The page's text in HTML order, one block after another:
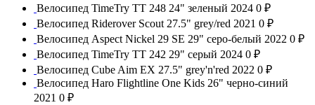
Велосипед TimeTry TT 248 24" зеленый 2024 0 ₽
Велосипед Riderover Scout 27.5" grey/red 2021 0 ₽
Велосипед Aspect Nickel 29 SE 29" серо-белый 2022 0 ₽
Велосипед TimeTry TT 242 29" серый 2024 0 ₽
Велосипед Cube Aim EX 27.5" grey'n'red 2022 0 ₽
Велосипед Haro Flightline One Kids 26" черно-синий
2021 0 ₽